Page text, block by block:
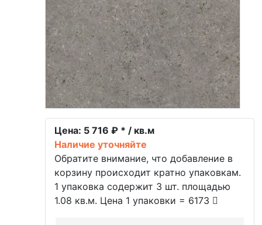
Цена: 5 716 ₽ * / кв.м
Наличие уточняйте
Обратите внимание, что добавление в
корзину происходит кратно упаковкам.
1 упаковка содержит 3 шт. площадью
1.08 кв.м. Цена 1 упаковки = 6173